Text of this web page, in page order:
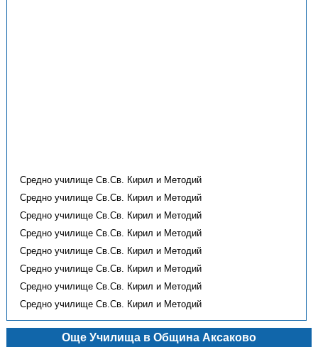
Средно училище Св.Св. Кирил и Методий
Средно училище Св.Св. Кирил и Методий
Средно училище Св.Св. Кирил и Методий
Средно училище Св.Св. Кирил и Методий
Средно училище Св.Св. Кирил и Методий
Средно училище Св.Св. Кирил и Методий
Средно училище Св.Св. Кирил и Методий
Средно училище Св.Св. Кирил и Методий
Още Училища в Община Аксаково